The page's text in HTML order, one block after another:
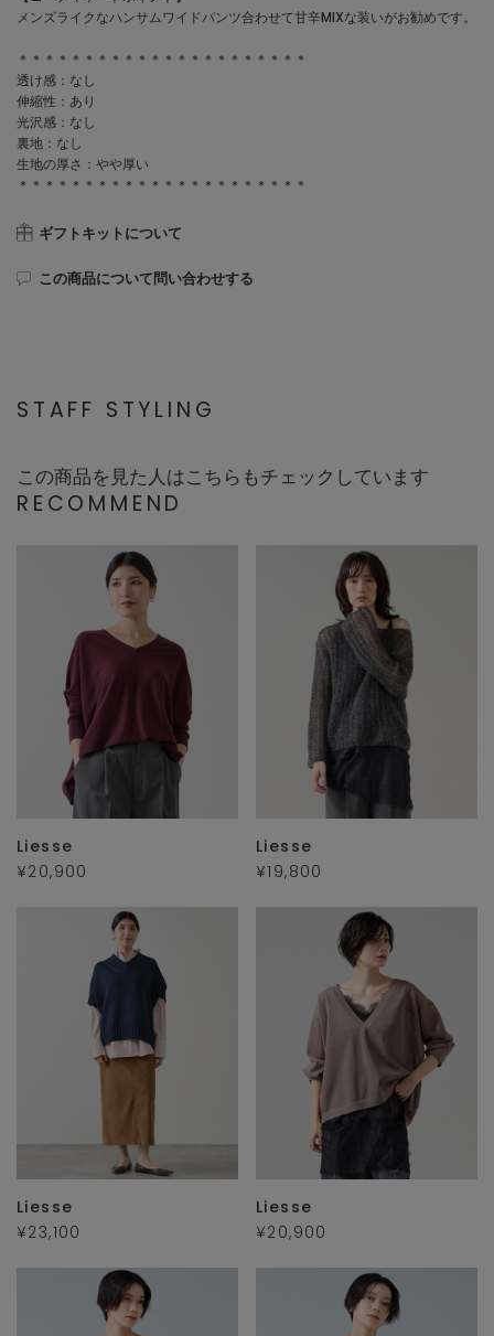
メンズライクなハンサムワイドパンツ合わせて甘辛MIXな装いがお勧めです。
＊＊＊＊＊＊＊＊＊＊＊＊＊＊＊＊＊＊＊＊＊＊
透け感：なし
伸縮性：あり
光沢感：なし
裏地：なし
生地の厚さ：やや厚い
＊＊＊＊＊＊＊＊＊＊＊＊＊＊＊＊＊＊＊＊＊＊
ギフトキットについて
この商品について問い合わせする
STAFF STYLING
この商品を見た人はこちらもチェックしています
RECOMMEND
Liesse
¥20,900
Liesse
¥19,800
Liesse
¥23,100
Liesse
¥20,900